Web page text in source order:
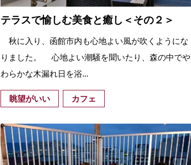
テラスで愉しむ美食と癒し＜その２＞
秋に入り、函館市内も心地よい風が吹くようにな
りました。 心地よい潮騒を聞いたり、森の中でや
わらかな木漏れ日を浴...
眺望がいい カフェ